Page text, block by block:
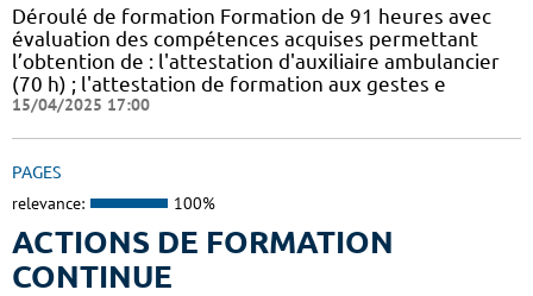
Déroulé de formation Formation de 91 heures avec
évaluation des compétences acquises permettant
l’obtention de : l'attestation d'auxiliaire ambulancier
(70 h) ; l'attestation de formation aux gestes e
15/04/2025 17:00
PAGES
relevance: 100%
ACTIONS DE FORMATION
CONTINUE